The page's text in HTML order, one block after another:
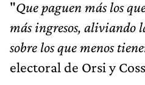
"Que paguen más los
más ingresos, aliviando
sobre los que menos
electoral de Orsi y